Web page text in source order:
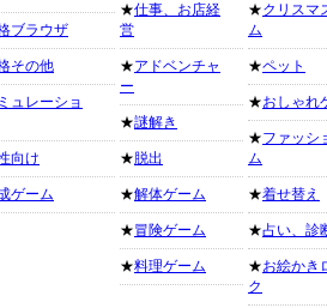
ブラウザ
その他
ュレーショ
向け
ゲーム
★仕事、お店経
営
★アドベンチャ
ー
★謎解き
★ 脱出
★解体ゲーム
★冒険ゲーム
★料理ゲーム
★クリスマ
ム
★ペット
★おしゃれ
★ファッシ
ム
★着せ替え
★占い、診
★お絵かき
ク